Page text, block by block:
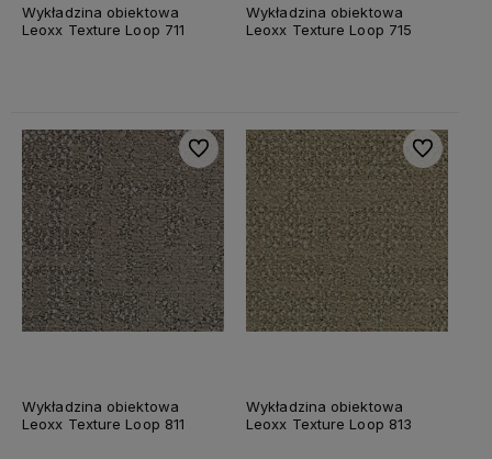
Wykładzina obiektowa
Leoxx Texture Loop 711
Wykładzina obiektowa
Leoxx Texture Loop 715
Wykładzina obiektowa
Leoxx Texture Loop 811
Do ulubionych
Wykładzina obiektowa
Leoxx Texture Loop 813
Do